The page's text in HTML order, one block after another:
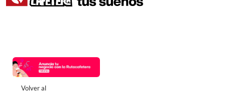
Volver al